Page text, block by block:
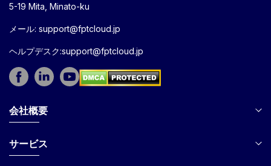
5-19 Mita, Minato-ku
メール: support@fptcloud.jp
ヘルプデスク:support@fptcloud.jp
会社概要
サービス